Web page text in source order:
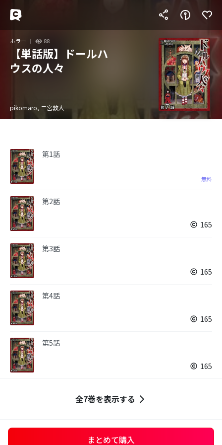
ホラー 88
【単話版】ドールハ
ウスの人々
pikomaro, 二宮敦人
第1話
無料
第2話
165
第3話
165
第4話
165
第5話
165
全7巻を表示する
まとめて購入